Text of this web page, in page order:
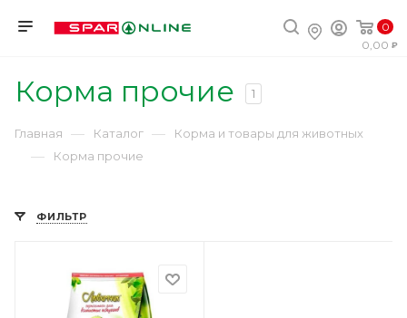
0
0,00
Корма прочие 1
Главная — Каталог — Корма и товары для животных
— Корма прочие
ФИЛЬТР